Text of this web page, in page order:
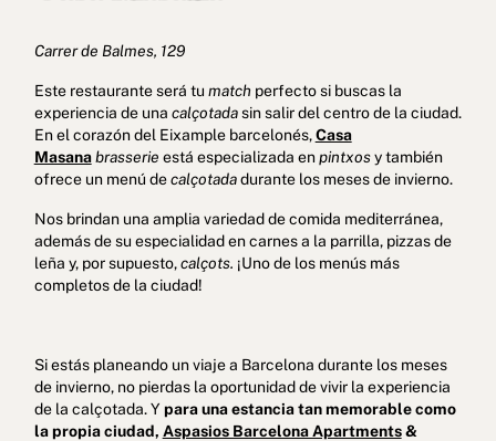
Carrer de Balmes, 129
Este restaurante será tu matchperfecto si buscas la
experiencia de una calçotadasin salir del centro de la ciudad.
En el corazón del Eixample barcelonés,Casa
Masana brasserie está especializada enpintxosy también
ofrece un menú decalçotadadurante los meses de invierno.
Nos brindan una amplia variedad de comida mediterránea,
además de su especialidad en carnes a la parrilla, pizzas de
leña y, por supuesto,calçots. ¡Uno de los menús más
completos de la ciudad!
Si estás planeando un viaje a Barcelona durante los meses
de invierno, no pierdas la oportunidad de vivir la experiencia
de la calçotada. Y para una estancia tan memorable como
la propia ciudad, Aspasios Barcelona Apartments&